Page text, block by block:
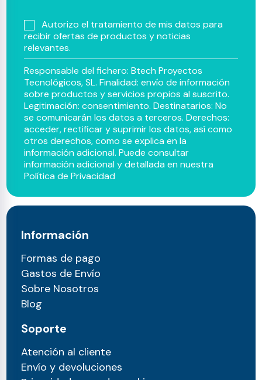
Autorizo el tratamiento de mis datos para
recibir ofertas de productos y noticias
relevantes.
Responsable del fichero: Btech Proyectos
Tecnológicos, SL. Finalidad: envío de información
sobre productos y servicios propios al suscrito.
Legitimación: consentimiento. Destinatarios: No
se comunicarán los datos a terceros. Derechos:
acceder, rectificar y suprimir los datos, así como
otros derechos, como se explica en la
información adicional. Puede consultar
información adicional y detallada en nuestra
Política de Privacidad
Información
Formas de pago
Gastos de Envío
Sobre Nosotros
Blog
Soporte
Atención al cliente
Envío y devoluciones